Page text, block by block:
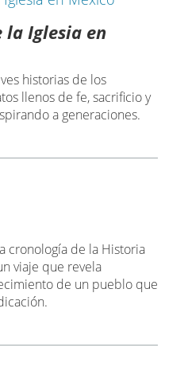
la Iglesia en
historias de los
llenos de fe, sacrificio y
a generaciones.
cronología de la Historia
viaje que revela
de un pueblo que